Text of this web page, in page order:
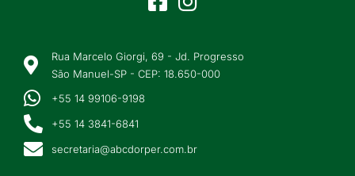
Rua Marcelo Giorgi, 69 - Jd. Progresso
São Manuel-SP - CEP: 18.650-000
+55 14 99106-9198
+55 14 3841-6841
secretaria@abcdorper.com.br